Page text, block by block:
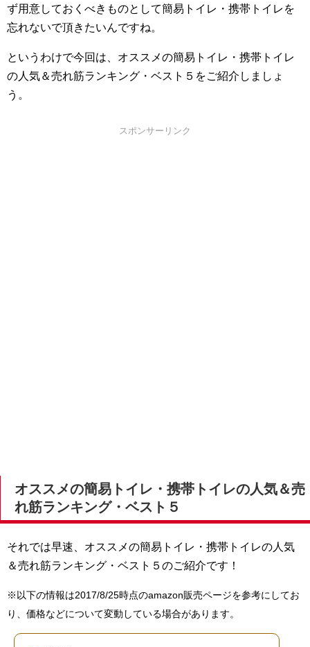
ず用意しておくべきものとして簡易トイレ・携帯トイレを
忘れないで頂きたいんですね。
というわけで今回は、オススメの簡易トイレ・携帯トイレ
の人気＆売れ筋ランキング・ベスト５をご紹介しましょ
う。
スポンサーリンク
オススメの簡易トイレ・携帯トイレの人気＆売
れ筋ランキング・ベスト５
それでは早速、オススメの簡易トイレ・携帯トイレの人気
＆売れ筋ランキング・ベスト５のご紹介です！
※以下の情報は2017/8/25時点のamazon販売ページを参考にしてお
り、価格などについて変動している場合があります。